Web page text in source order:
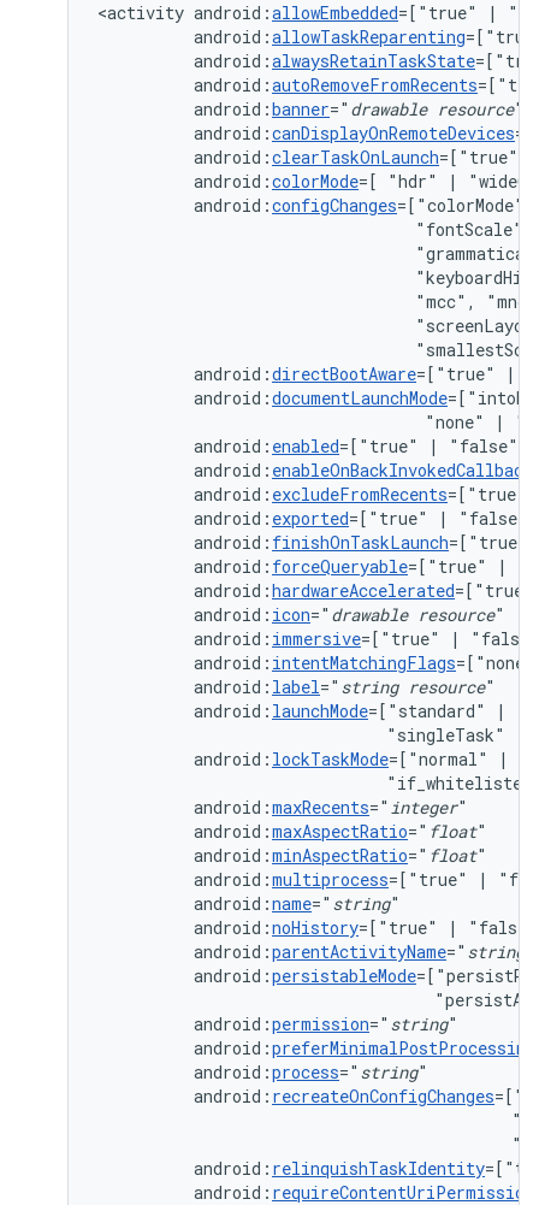
<activity android:allowEmbedded=["true"
|
android:allowTaskReparenting
android:alwaysRetainTaskState
android:autoRemoveFromRecents
android:banner=" drawable resource
android:canDisplayOnRemoteDevices
android:clearTaskOnLaunch=["true"
android:colorMode=[ "hdr"
|
android:configChanges=["colorMode",
"fontScale",
"mcc",
android:directBootAware=["true"
|
android:documentLaunchMode
"none"
|
android: enabled=["true" |
android: enableOnBackInvokedCallback
android: excludeFromRecents=["true"
android: exported=["true" |
android: finishOnTaskLaunch=["true"
android: forceQueryable=["true"
|
android:hardwareAccelerated=["true"
android: icon=" drawable resource
android: immersive=["true"
|
android: intentMatchingFlags=["none"
android: label=" string resource
android: launchMode=["standard" |
"singleTask"
android: lockTaskMode=["normal" |
android:maxRecents=" integer
android:maxAspectRatio=" float
android:minAspectRatio=" float
android:multiprocess=["true"
|
android:name=" string
android:noHistory=["true" |
android:parentActivityName=" string
android:persistableMode
android:permission=" string
android:preferMinimalPostProcessing
android:process=" string
android: recreateOnConfigChanges
android: relinquishTaskIdentity
android: